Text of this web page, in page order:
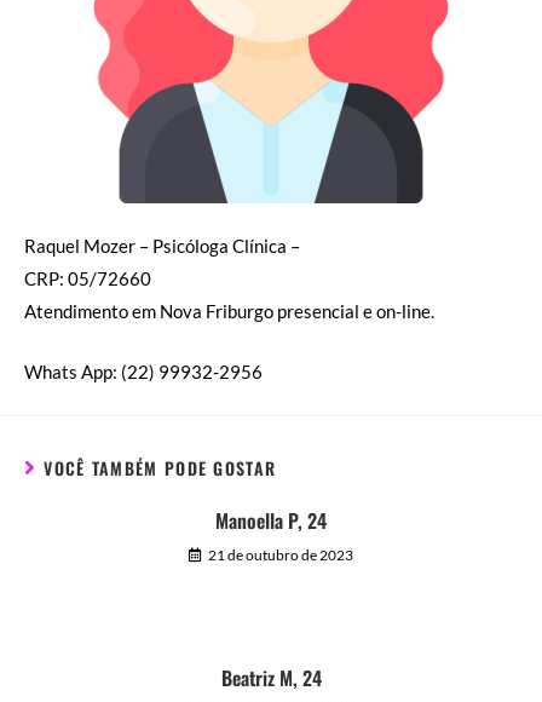
Raquel Mozer – Psicóloga Clínica –
CRP: 05/72660
Atendimento em Nova Friburgo presencial e on-line.
Whats App: (22) 99932-2956
VOCÊ TAMBÉM PODE GOSTAR
Manoella P, 24
21 de outubro de 2023
Beatriz M, 24